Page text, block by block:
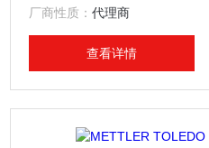
厂商性质：代理商
查看详情